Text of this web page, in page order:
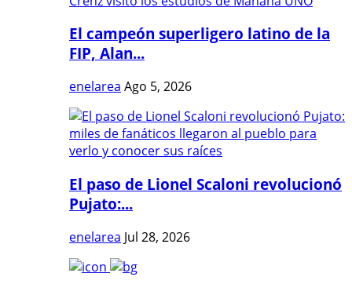
El campeón superligero latino de la
FIP, Alan...
enelarea Ago 5, 2026
El paso de Lionel Scaloni revolucionó
Pujato:...
enelarea Jul 28, 2026